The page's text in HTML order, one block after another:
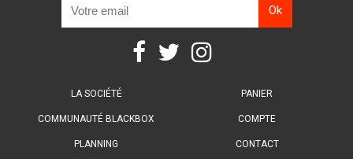
LA SOCIÉTÉ
COMMUNAUTÉ BLACKBOX
PLANNING
PANIER
COMPTE
CONTACT